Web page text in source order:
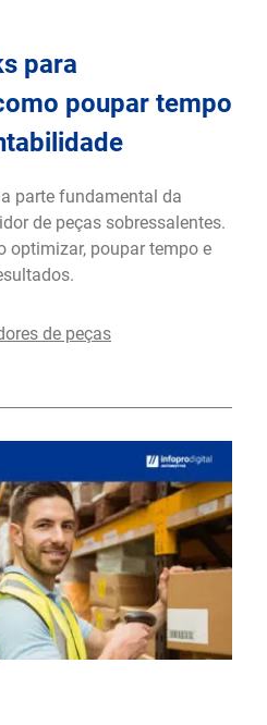
para
poupar tempo
parte fundamental da
de peças sobressalentes.
optimizar, poupar tempo e
de peças